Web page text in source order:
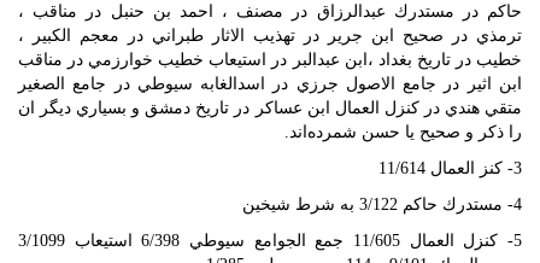
حاكم در مستدرك عبدالرزاق در مصنف ، احمد بن حنبل در مناقب ،
ترمذي در صحيح ابن جرير در تهذيب الاثار طبراني در معجم الكبير ،
خطيب در تاريخ بغداد ،ابن عبدالبر در استيعاب خطيب خوارزمي در مناقب
ابن اثير در جامع الاصول جرزي در اسدالغابه سيوطي در جامع الصغير
متقي هندي در كنزل العمال ابن عساكر در تاريخ دمشق و بسياري ديگر ان
را ذكر و صحيح يا حسن شمرده‌اند.
3- كنز العمال 11/614
4- مستدرك حاكم 3/122 به شرط شيخين
5- كنزل العمال 11/605 جمع الجوامع سيوطي 6/398 استيعاب 3/1099